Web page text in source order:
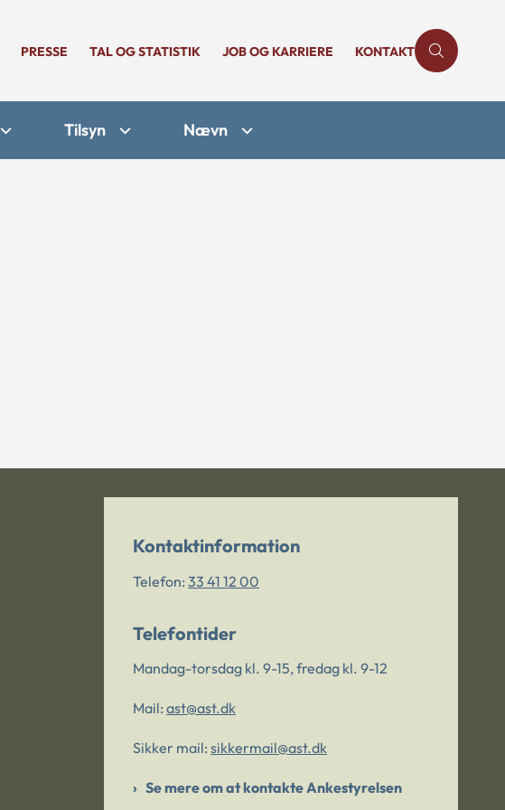
PRESSE TAL OG STATISTIK JOB OG KARRIERE KONTAKT
Tilsyn Nævn
Kontaktinformation
Telefon: 33 41 12 00
Telefontider
Mandag-torsdag kl. 9-15, fredag kl. 9-12
Mail: ast@ast.dk
Sikker mail: sikkermail@ast.dk
Se mere om at kontakte Ankestyrelsen